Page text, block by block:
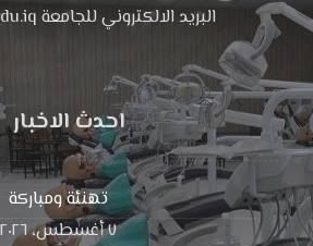
البريد الالكتروني للجامعة info@qu.edu.iq
احدث الاخبار
تهنئة ومباركة
٧ أغسطس، ٢٠٢٦